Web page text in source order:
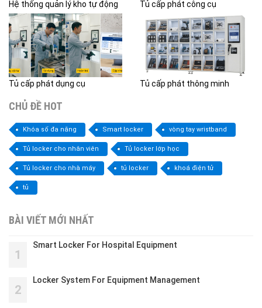
Hệ thống quản lý kho tự động Tủ cấp phát công cụ
Tủ cấp phát dụng cụ Tủ cấp phát thông minh
CHỦ ĐỀ HOT
Khóa số đa năng Smart locker vòng tay wristband
Tủ locker cho nhân viên Tủ locker lớp học
Tủ locker cho nhà máy tủ locker khoá điện tử
tủ
BÀI VIẾT MỚI NHẤT
1
Smart Locker For Hospital Equipment
2
Locker System For Equipment Management